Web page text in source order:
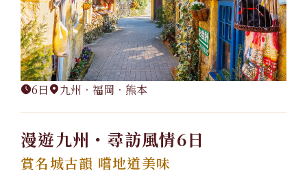
6日 九州．福岡．熊本
漫遊九州・尋訪風情6日
賞名城古韻 嚐地道美味